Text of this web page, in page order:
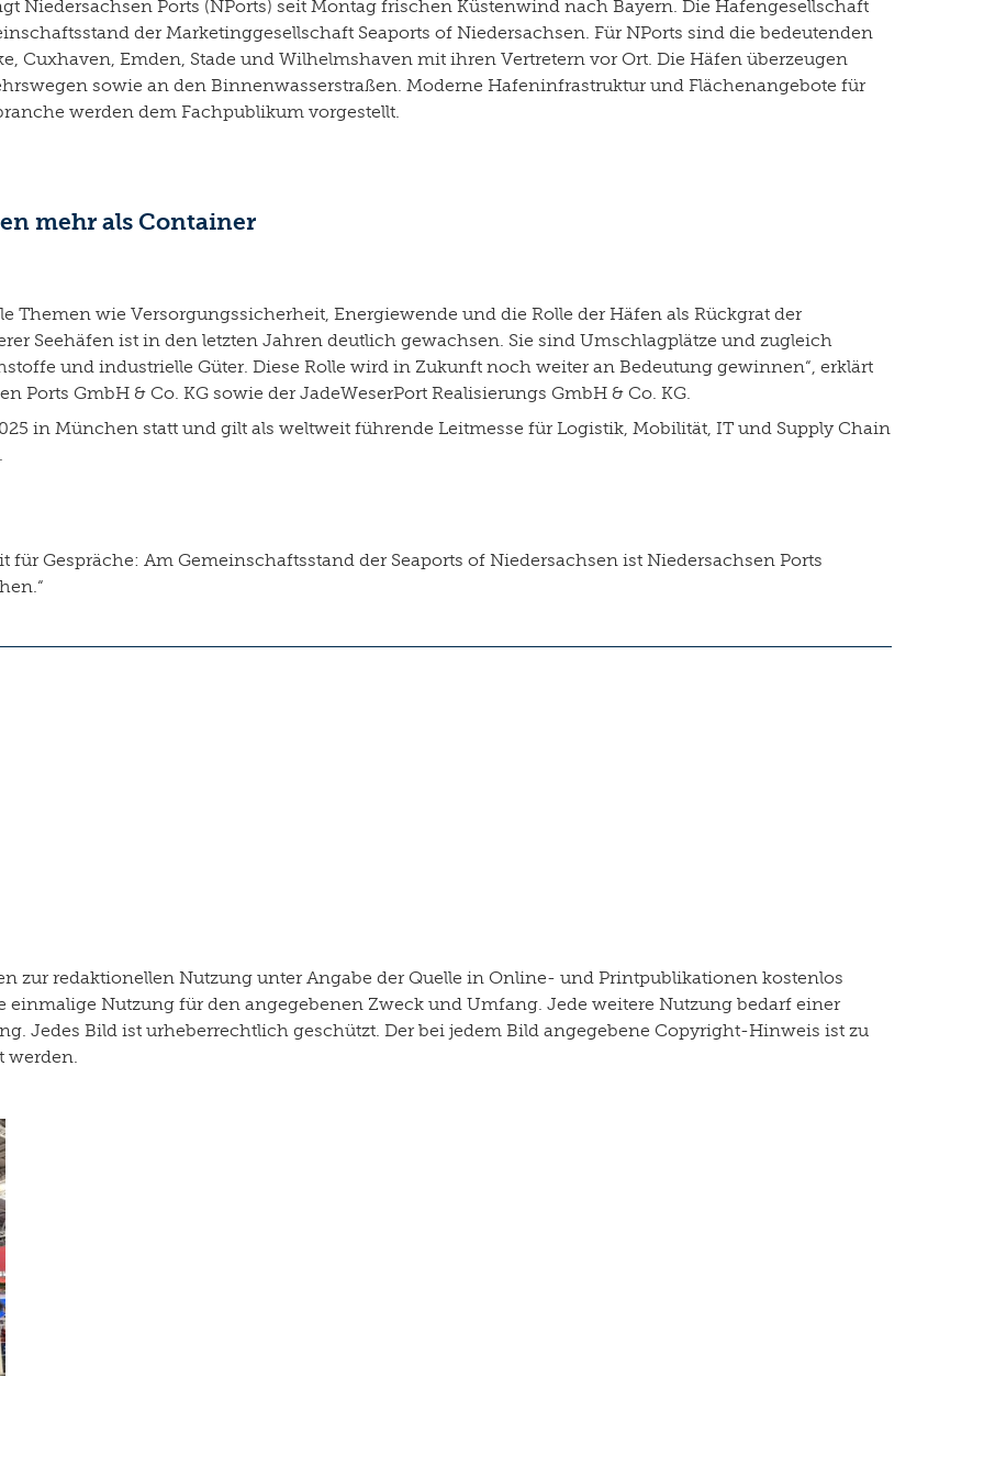
Niedersachsen Ports (NPorts) seit Montag frischen Küstenwind nach Bayern. Die Hafengesellschaft
der Marketinggesellschaft Seaports of Niedersachsen. Für NPorts sind die bedeutenden
Cuxhaven, Emden, Stade und Wilhelmshaven mit ihren Vertretern vor Ort. Die Häfen überzeugen
sowie an den Binnenwasserstraßen. Moderne Hafeninfrastruktur und Flächenangebote für
werden dem Fachpublikum vorgestellt.
mehr als Container
Themen wie Versorgungssicherheit, Energiewende und die Rolle der Häfen als Rückgrat der
Seehäfen ist in den letzten Jahren deutlich gewachsen. Sie sind Umschlagplätze und zugleich
und industrielle Güter. Diese Rolle wird in Zukunft noch weiter an Bedeutung gewinnen“, erklärt
Ports GmbH & Co. KG sowie der JadeWeserPort Realisierungs GmbH & Co. KG.
in München statt und gilt als weltweit führende Leitmesse für Logistik, Mobilität, IT und Supply Chain
Gespräche: Am Gemeinschaftsstand der Seaports of Niedersachsen ist Niedersachsen Ports
zur redaktionellen Nutzung unter Angabe der Quelle in Online- und Printpublikationen kostenlos
einmalige Nutzung für den angegebenen Zweck und Umfang. Jede weitere Nutzung bedarf einer
Jedes Bild ist urheberrechtlich geschützt. Der bei jedem Bild angegebene Copyright-Hinweis ist zu
werden.